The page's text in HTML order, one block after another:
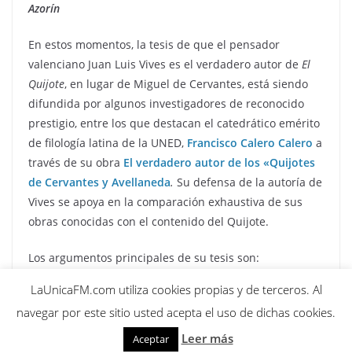
Azorín
En estos momentos, la tesis de que el pensador
valenciano Juan Luis Vives es el verdadero autor de El
Quijote, en lugar de Miguel de Cervantes, está siendo
difundida por algunos investigadores de reconocido
prestigio, entre los que destacan el catedrático emérito
de filología latina de la UNED, Francisco Calero Calero a
través de su obra El verdadero autor de los «Quijotes
de Cervantes y Avellaneda. Su defensa de la autoría de
Vives se apoya en la comparación exhaustiva de sus
obras conocidas con el contenido del Quijote.
Los argumentos principales de su tesis son:
Sabiduría y erudición: El Quijotecontiene una enorme
cantidad de referencias y conocimientos profundos en
múltiples campos (trivium y quadrivium), incluyendo
filología, retórica, mitología, teología, derecho, medicina
LaUnicaFM.com utiliza cookies propias y de terceros. Al
navegar por este sitio usted acepta el uso de dichas cookies.
Aceptar Leer más